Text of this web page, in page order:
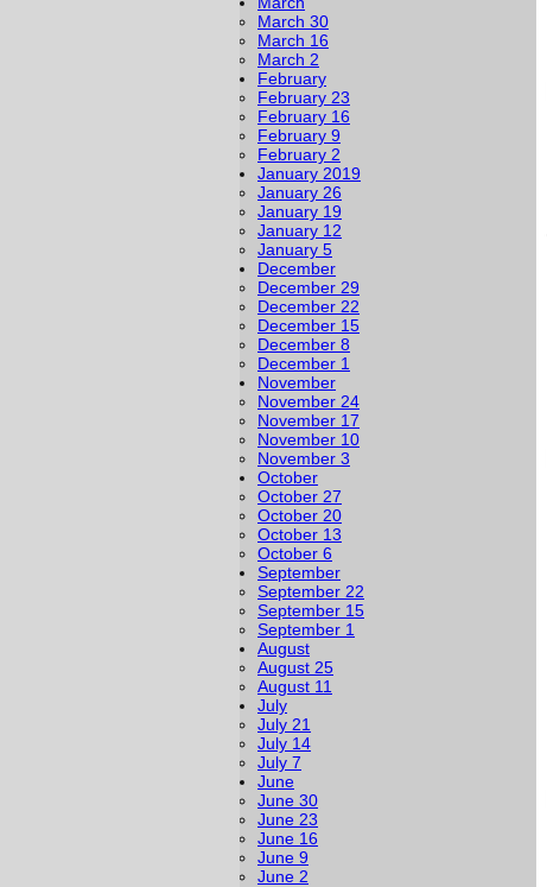
March 30
March 16
March 2
February
February 23
February 16
February 9
February 2
January 2019
January 26
January 19
January 12
January 5
December
December 29
December 22
December 15
December 8
December 1
November
November 24
November 17
November 10
November 3
October
October 27
October 20
October 13
October 6
September
September 22
September 15
September 1
August
August 25
August 11
July
July 21
July 14
July 7
June
June 30
June 23
June 16
June 9
June 2